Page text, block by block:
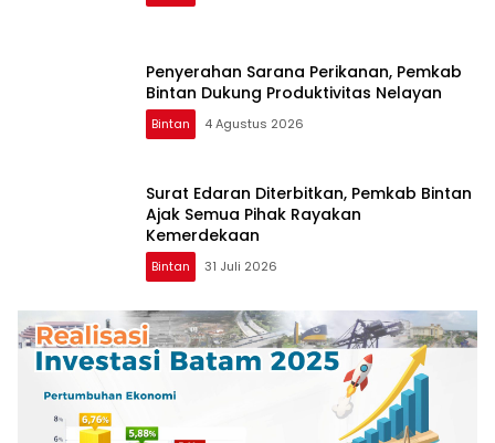
Penyerahan Sarana Perikanan, Pemkab
Bintan Dukung Produktivitas Nelayan
Bintan 4 Agustus 2026
Surat Edaran Diterbitkan, Pemkab Bintan
Ajak Semua Pihak Rayakan
Kemerdekaan
Bintan 31 Juli 2026